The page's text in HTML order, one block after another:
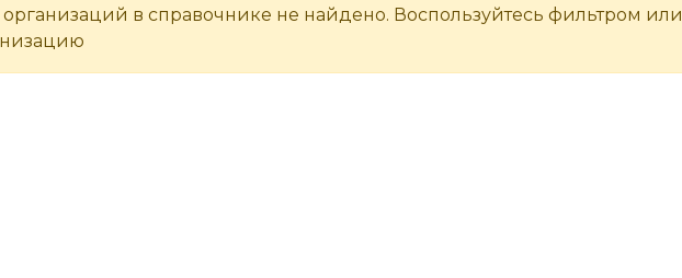
в справочнике не найдено. Воспользуйтесь фильтром или